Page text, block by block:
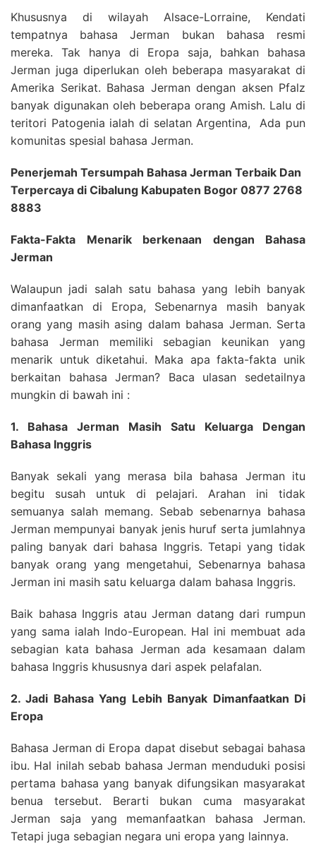
Khususnya di wilayah Alsace-Lorraine, Kendati
tempatnya bahasa Jerman bukan bahasa resmi
mereka. Tak hanya di Eropa saja, bahkan bahasa
Jerman juga diperlukan oleh beberapa masyarakat di
Amerika Serikat. Bahasa Jerman dengan aksen Pfalz
banyak digunakan oleh beberapa orang Amish. Lalu di
teritori Patogenia ialah di selatan Argentina, Ada pun
komunitas spesial bahasa Jerman.
Penerjemah Tersumpah Bahasa Jerman Terbaik Dan
Terpercaya di Cibalung Kabupaten Bogor 0877 2768
8883
Fakta-Fakta Menarik berkenaan dengan Bahasa
Jerman
Walaupun jadi salah satu bahasa yang lebih banyak
dimanfaatkan di Eropa, Sebenarnya masih banyak
orang yang masih asing dalam bahasa Jerman. Serta
bahasa Jerman memiliki sebagian keunikan yang
menarik untuk diketahui. Maka apa fakta-fakta unik
berkaitan bahasa Jerman? Baca ulasan sedetailnya
mungkin di bawah ini :
1. Bahasa Jerman Masih Satu Keluarga Dengan
Bahasa Inggris
Banyak sekali yang merasa bila bahasa Jerman itu
begitu susah untuk di pelajari. Arahan ini tidak
semuanya salah memang. Sebab sebenarnya bahasa
Jerman mempunyai banyak jenis huruf serta jumlahnya
paling banyak dari bahasa Inggris. Tetapi yang tidak
banyak orang yang mengetahui, Sebenarnya bahasa
Jerman ini masih satu keluarga dalam bahasa Inggris.
Baik bahasa Inggris atau Jerman datang dari rumpun
yang sama ialah Indo-European. Hal ini membuat ada
sebagian kata bahasa Jerman ada kesamaan dalam
bahasa Inggris khususnya dari aspek pelafalan.
2. Jadi Bahasa Yang Lebih Banyak Dimanfaatkan Di
Eropa
Bahasa Jerman di Eropa dapat disebut sebagai bahasa
ibu. Hal inilah sebab bahasa Jerman menduduki posisi
pertama bahasa yang banyak difungsikan masyarakat
benua tersebut. Berarti bukan cuma masyarakat
Jerman saja yang memanfaatkan bahasa Jerman.
Tetapi juga sebagian negara uni eropa yang lainnya.